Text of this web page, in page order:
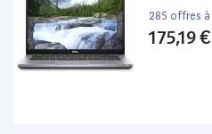
285 offres à
175,19 €